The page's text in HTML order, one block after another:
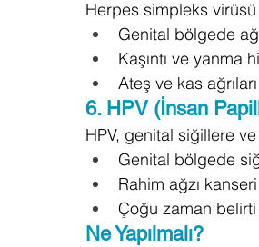
Herpes simpleks
Genital bölgede
Kaşıntı ve yanma
Ateş ve kas ağrıları
6. HPV (İnsan
HPV, genital siğillere
Genital bölgede
Rahim ağzı
Çoğu zaman
Ne Yapılmalı?